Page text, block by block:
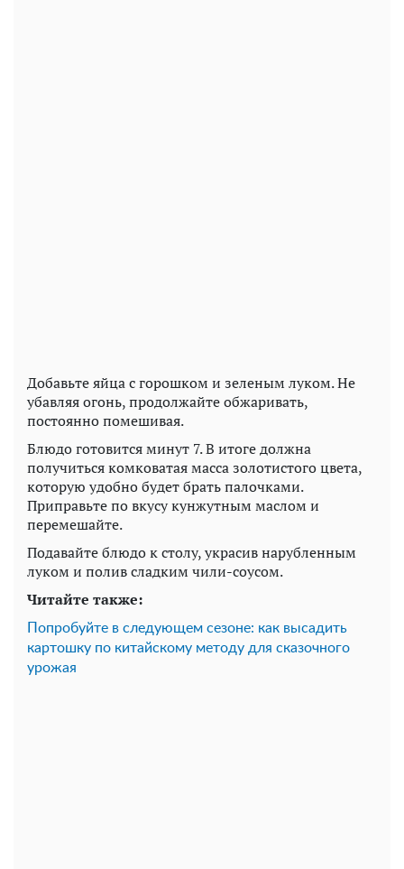
Добавьте яйца с горошком и зеленым луком. Не
убавляя огонь, продолжайте обжаривать,
постоянно помешивая.
Блюдо готовится минут 7. В итоге должна
получиться комковатая масса золотистого цвета,
которую удобно будет брать палочками.
Приправьте по вкусу кунжутным маслом и
перемешайте.
Подавайте блюдо к столу, украсив нарубленным
луком и полив сладким чили-соусом.
Читайте также:
Попробуйте в следующем сезоне: как высадить
картошку по китайскому методу для сказочного
урожая